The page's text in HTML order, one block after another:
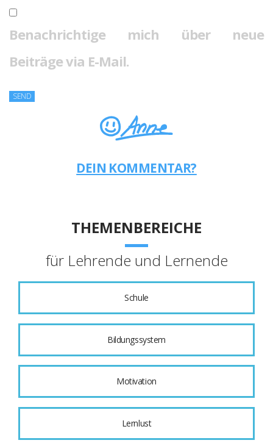
Benachrichtige mich über neue
Beiträge via E-Mail.
DEIN KOMMENTAR?
THEMENBEREICHE
für Lehrende und Lernende
Schule
Bildungssystem
Motivation
Lernlust